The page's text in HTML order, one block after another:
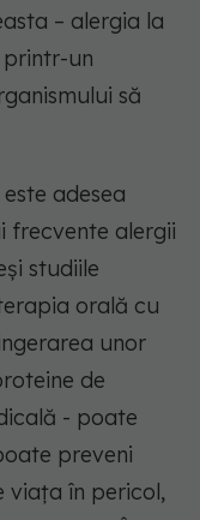
– alergia la
un
să
adesea
frecvente alergii
studiile
orală cu
unor
de
- poate
preveni
viața în pericol,